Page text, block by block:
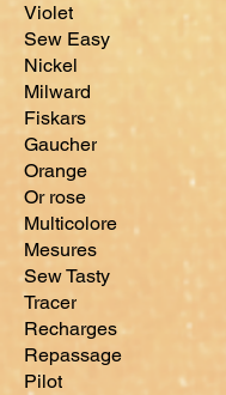
Violet
Sew Easy
Nickel
Milward
Fiskars
Gaucher
Orange
Or rose
Multicolore
Mesures
Sew Tasty
Tracer
Recharges
Repassage
Pilot